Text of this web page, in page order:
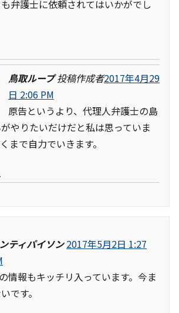
弁護士に依頼されてはいかがでし
鳥取ループ 投稿作成者2017年4月29
日 2:06 PM
原告というより、代理人弁護士の島
やりたいだけだと私は思っていま
まで自力でいきます。
ティパイソン 2017年5月2日 1:27
情報もキッチリ入っています。今ま
です。